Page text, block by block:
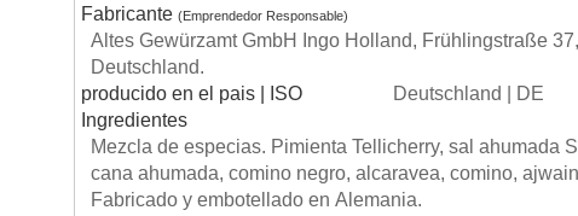
Fabricante(Emprendedor Responsable)
Altes Gewürzamt GmbH Ingo Holland, Frühlingstraße
Deutschland.
producido en el pais | ISO
Deutschland | DE
Ingredientes
Mezcla de especias. Pimienta Tellicherry, sal ahumada
cana ahumada, comino negro, alcaravea, comino,
Fabricado y embotellado en Alemania.